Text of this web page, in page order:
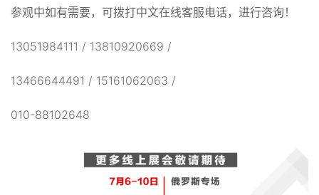
参观中如有需要，可拨打中文在线客服电话，进行咨询！
13051984111 / 13810920669 /
13466644491 / 15161062063 /
010-88102648